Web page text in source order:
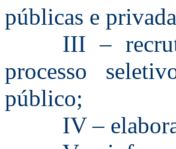
públicas e
III –
processo
público;
IV –